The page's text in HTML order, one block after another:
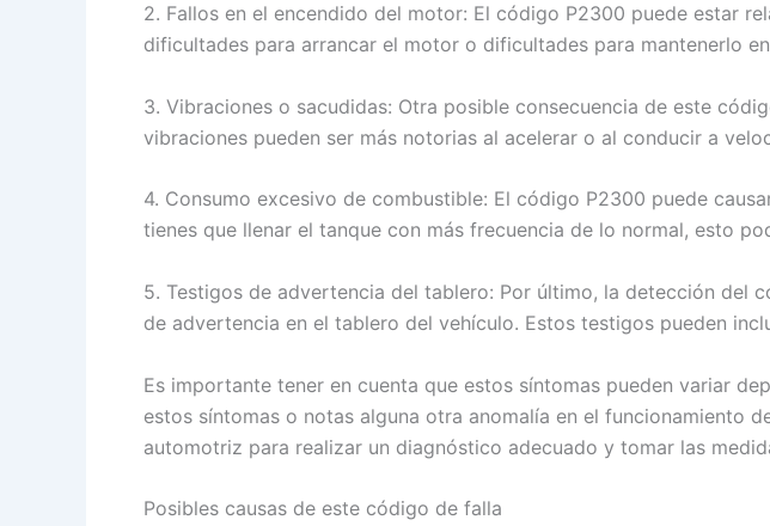
2. Fallos en el encendido del motor: El código P2300 puede estar
dificultades para arrancar el motor o dificultades para mantenerlo
3. Vibraciones o sacudidas: Otra posible consecuencia de este
vibraciones pueden ser más notorias al acelerar o al conducir a
4. Consumo excesivo de combustible: El código P2300 puede
tienes que llenar el tanque con más frecuencia de lo normal, esto
5. Testigos de advertencia del tablero: Por último, la detección del
de advertencia en el tablero del vehículo. Estos testigos pueden
Es importante tener en cuenta que estos síntomas pueden variar
estos síntomas o notas alguna otra anomalía en el funcionamiento
automotriz para realizar un diagnóstico adecuado y tomar las
Posibles causas de este código de falla